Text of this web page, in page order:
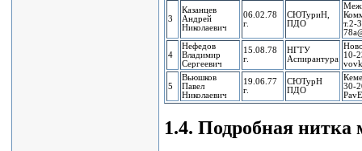
3
Казанцев
Андрей
Николаевич
06.02.78
г.
СЮТуриН,
ПДО
т.2-
4
Нефедов
Владимир
Сергеевич
15.08.78
г.
НГТУ
Аспирантура
10-
5
Вьюшков
Павел
Николаевич
19.06.77
г.
СЮТурН
ПДО
30-
1.4. Подробная нитка